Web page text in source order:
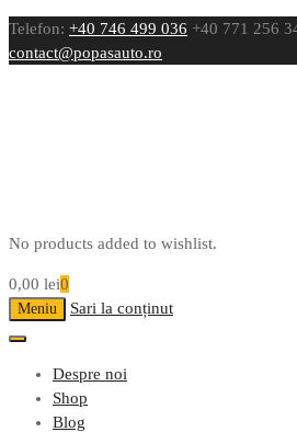
Telefon: +40 746 499 036 +40 771 256
contact@popasauto.ro
No products added to wishlist.
0,00 lei0
Meniu Sari la conținut
Despre noi
Shop
Blog